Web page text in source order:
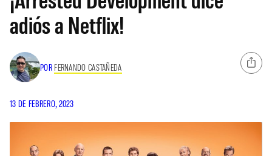
adiós a Netflix!
POR FERNANDO CASTAÑEDA
13 DE FEBRERO, 2023